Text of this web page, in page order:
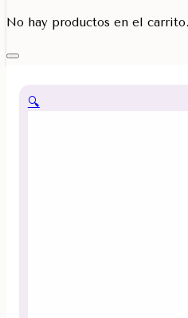
No hay productos en el carrito.
🔍